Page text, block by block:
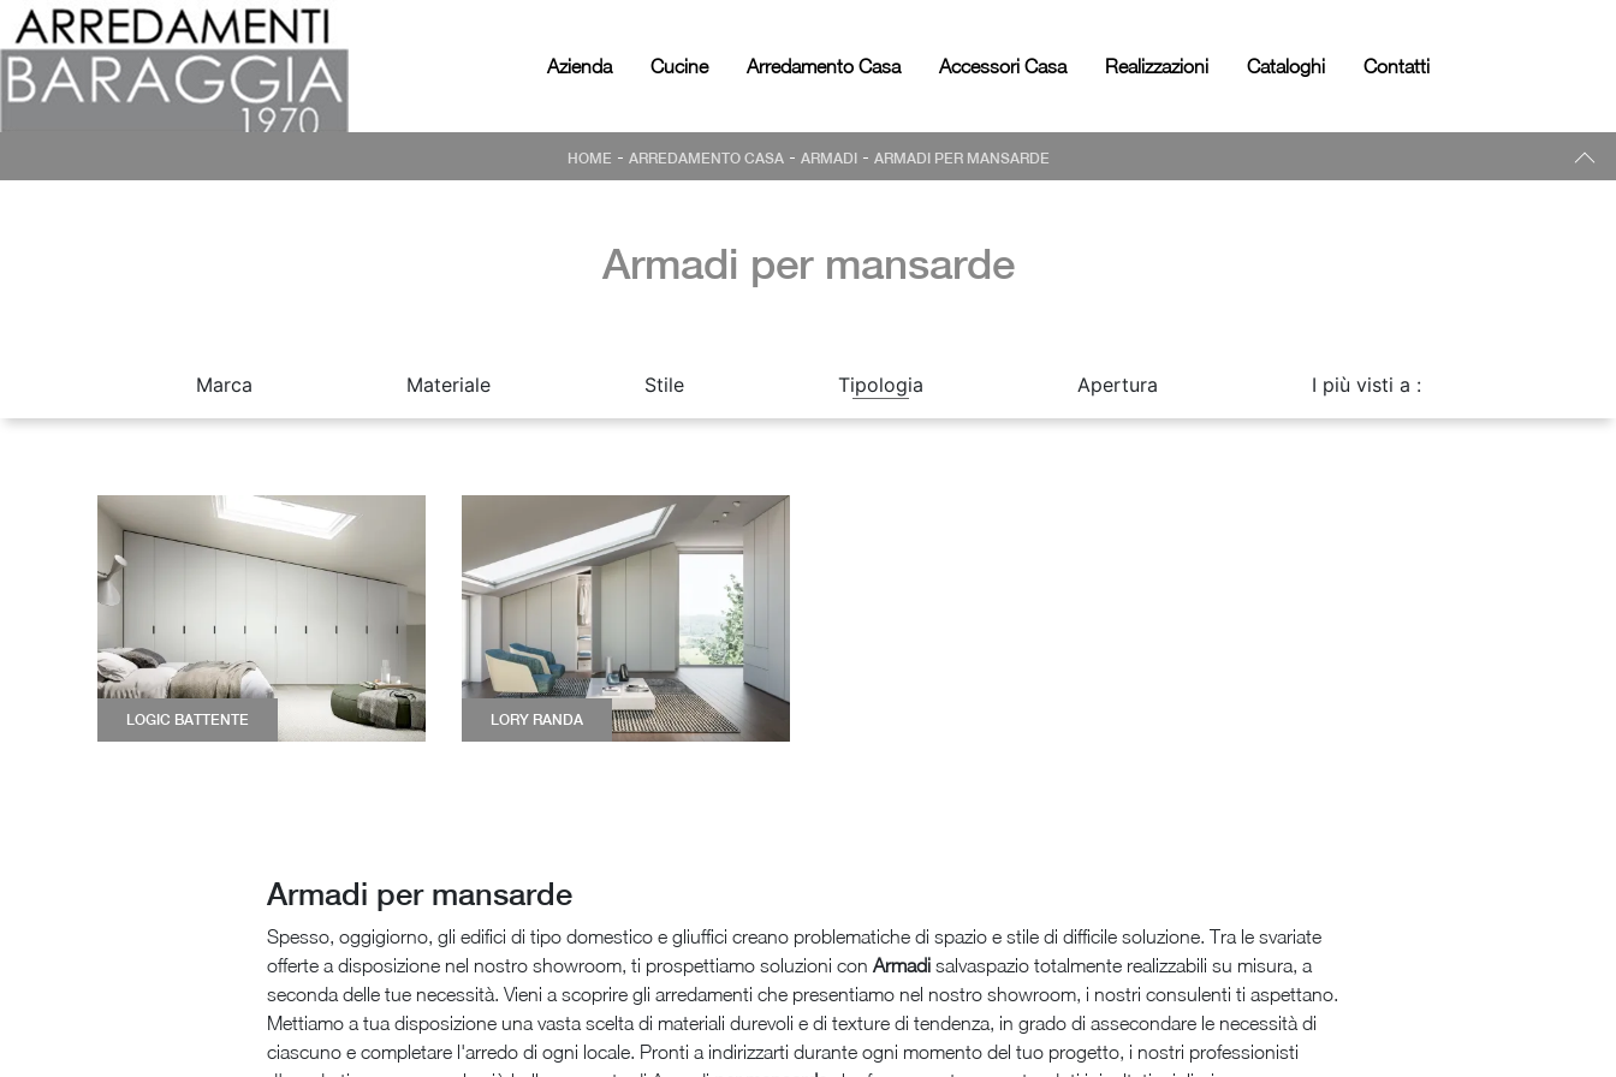
Azienda Cucine Arredamento Casa Accessori Casa Realizzazioni Cataloghi Contatti
HOME - ARREDAMENTO CASA- ARMADI - ARMADI PER MANSARDE
Armadi per mansarde
Marca Materiale Stile Tipologia Apertura I più visti a :
LOGIC BATTENTE LORY RANDA
Armadi per mansarde
Spesso, oggigiorno, gli edifici di tipo domestico e gliuffici creano problematiche di spazio e stile di difficile soluzione. Tra le svariate
offerte a disposizione nel nostro showroom, ti prospettiamo soluzioni con Armadi salvaspazio totalmente realizzabili su misura, a
seconda delle tue necessità. Vieni a scoprire gli arredamenti che presentiamo nel nostro showroom, i nostri consulenti ti aspettano.
Mettiamo a tua disposizione una vasta scelta di materiali durevoli e di texture di tendenza, in grado di assecondare le necessità di
ciascuno e completare l'arredo di ogni locale. Pronti a indirizzarti durante ogni momento del tuo progetto, i nostri professionisti